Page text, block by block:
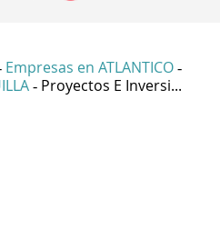
Empresas en ATLANTICO -
- Proyectos E Inversi...